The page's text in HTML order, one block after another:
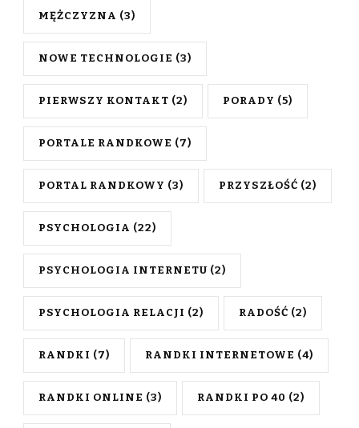
MĘŻCZYZNA (3)
NOWE TECHNOLOGIE (3)
PIERWSZY KONTAKT (2) PORADY (5)
PORTALE RANDKOWE (7)
PORTAL RANDKOWY (3) PRZYSZŁOŚĆ (2)
PSYCHOLOGIA (22)
PSYCHOLOGIA INTERNETU (2)
PSYCHOLOGIA RELACJI (2) RADOŚĆ (2)
RANDKI (7) RANDKI INTERNETOWE (4)
RANDKI ONLINE (3) RANDKI PO 40 (2)